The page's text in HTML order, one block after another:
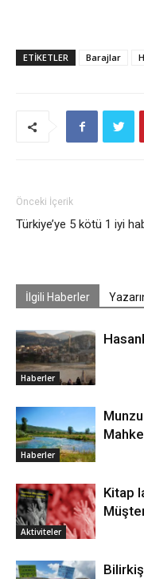
ETIKETLER Barajlar
Önceki İçerik
Türkiye’ye 5 kötü 1 iyi
İlgili Haberler
Haberler
Haberler
Aktiviteler
Kitap